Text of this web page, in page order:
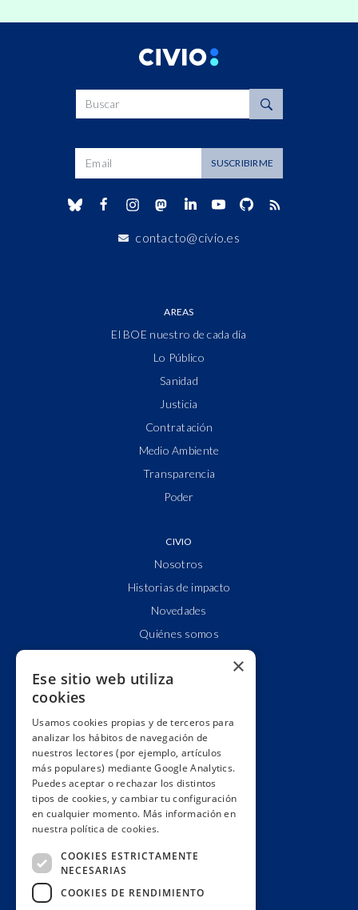
Buscar
Dirección de correo SUSCRIBIRME
contacto@civio.es
AREAS
El BOE nuestro de cada día
Lo Público
Sanidad
Justicia
Contratación
Medio Ambiente
Transparencia
Poder
CIVIO
Nosotros
Historias de impacto
Novedades
Quiénes somos
Alianzas y redes
Impacto
Premios
Formación
Código ético
Re-publica
Muro de donantes
×
Ese sitio web utiliza
cookies
Usamos cookies propias y de terceros para
analizar los hábitos de navegación de
nuestros lectores (por ejemplo, artículos
más populares) mediante Google Analytics.
Puedes aceptar o rechazar los distintos
tipos de cookies, y cambiar tu configuración
en cualquier momento. Más información en
nuestra política de cookies.
COOKIES ESTRICTAMENTE
NECESARIAS
COOKIES DE RENDIMIENTO